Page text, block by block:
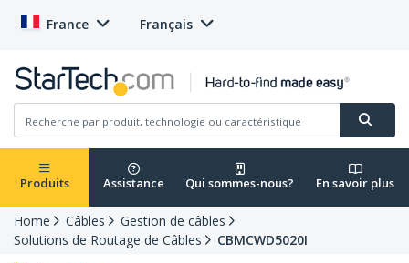
France Français
Produits Assistance Qui sommes-nous? En savoir plus
Home Câbles
Gestion de câbles
Solutions de Routage de Câbles
CBMCWD5020I